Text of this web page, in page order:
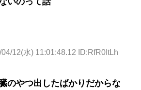
12(水) 11:01:48.12 ID:RfR0ItLh
のやつ出したばかりだからな